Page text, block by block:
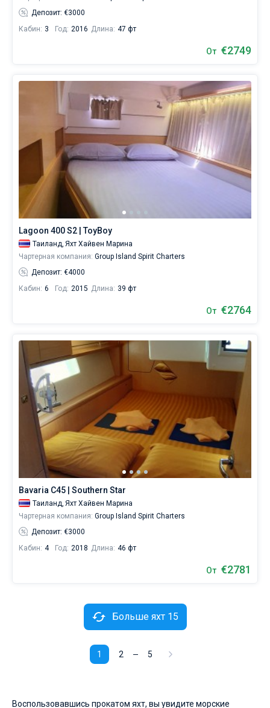
Депозит: €3000
Кабин: 3 Год: 2016 Длина: 47 фт
От €2749
Lagoon 400 S2 | ToyBoy
Таиланд, Яхт Хайвен Марина
Чартерная компания: Group Island Spirit Charters
Депозит: €4000
Кабин: 6 Год: 2015 Длина: 39 фт
От €2764
Bavaria C45 | Southern Star
Таиланд, Яхт Хайвен Марина
Чартерная компания: Group Island Spirit Charters
Депозит: €3000
Кабин: 4 Год: 2018 Длина: 46 фт
От €2781
1 2 5
Больше яхт 15
Воспользовавшись прокатом яхт, вы увидите морские